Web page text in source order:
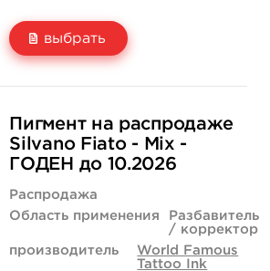
выбрать
1 550 руб.
930 руб.
купить
Пигмент на распродаже
Silvano Fiato - Mix -
ГОДЕН до 10.2026
Распродажа
Область применения
Разбавитель
/ корректор
производитель
World Famous
Tattoo Ink